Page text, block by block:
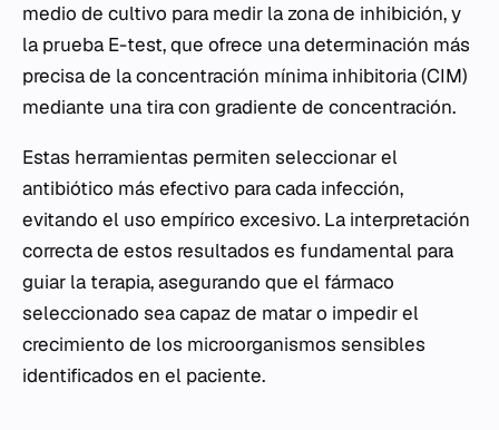
medio de cultivo para medir la zona de inhibición, y
la prueba E-test, que ofrece una determinación más
precisa de la concentración mínima inhibitoria (CIM)
mediante una tira con gradiente de concentración.
Estas herramientas permiten seleccionar el
antibiótico más efectivo para cada infección,
evitando el uso empírico excesivo. La interpretación
correcta de estos resultados es fundamental para
guiar la terapia, asegurando que el fármaco
seleccionado sea capaz de matar o impedir el
crecimiento de los microorganismos sensibles
identificados en el paciente.